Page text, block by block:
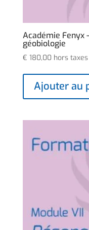
Académie Fenyx
géobiologie
€ 180,00 hors taxes
Ajouter au